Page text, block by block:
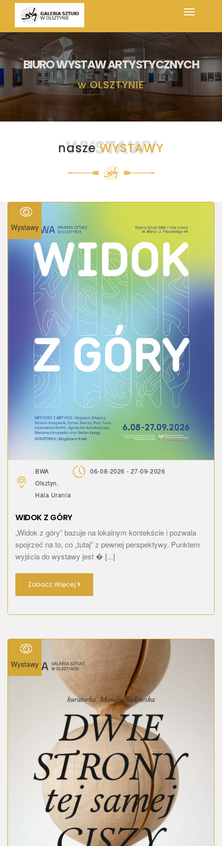
BIURO WYSTAW ARTYSTYCZNYCH
w OLSZTYNIE
WYSTAWY
naszeWYSTAWY
Wystawy
BWA
Olsztyn,
Hala Urania
06-08-2026 - 27-09-2026
WIDOK Z GÓRY
„Widok z góry” bazuje na lokalnym kontekście i pozwala
spojrzeć na to, co „tutaj” z pewnej perspektywy. Punktem
wyjścia do wystawy jest � [...]
Zobacz Więcej
Wystawy